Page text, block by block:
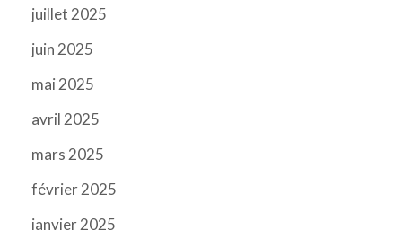
juillet 2025
juin 2025
mai 2025
avril 2025
mars 2025
février 2025
janvier 2025